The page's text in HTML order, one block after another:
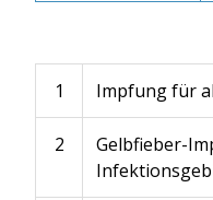
1 Impfung für
2
Gelbfieber-